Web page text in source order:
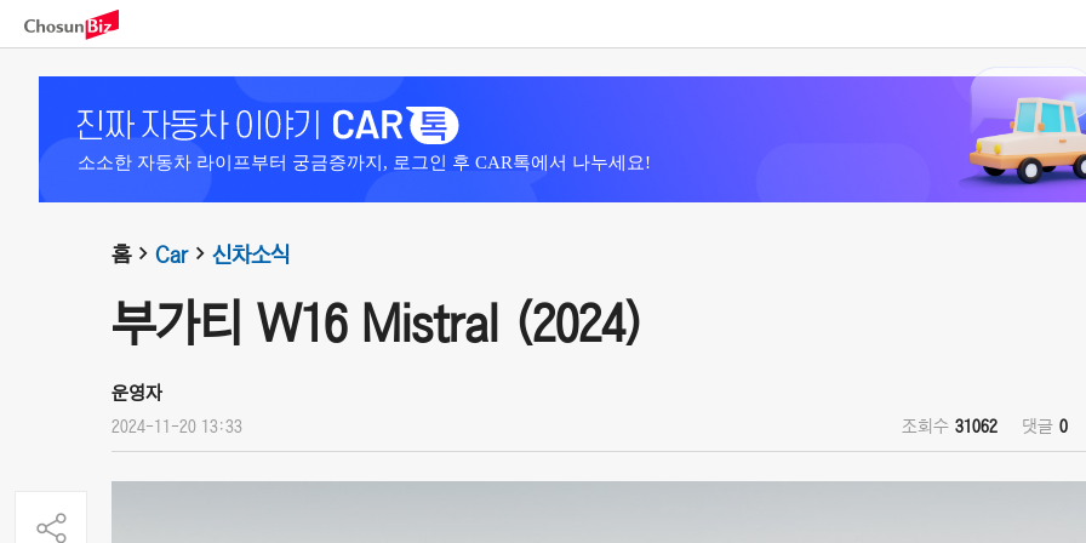
소소한 자동차 라이프부터 궁금증까지, 로그인 후 CAR톡에서 나누세요!
홈 Car 신차소식
부가티 W16 Mistral (2024)
운영자
2024-11-20 13:33 조회수 31062 댓글 0